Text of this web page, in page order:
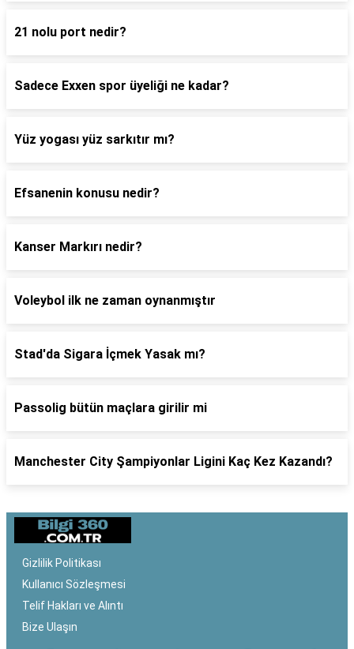
21 nolu port nedir?
Sadece Exxen spor üyeliği ne kadar?
Yüz yogası yüz sarkıtır mı?
Efsanenin konusu nedir?
Kanser Markırı nedir?
Voleybol ilk ne zaman oynanmıştır
Stad'da Sigara İçmek Yasak mı?
Passolig bütün maçlara girilir mi
Manchester City Şampiyonlar Ligini Kaç Kez Kazandı?
Gizlilik Politikası
Kullanıcı Sözleşmesi
Telif Hakları ve Alıntı
Bize Ulaşın